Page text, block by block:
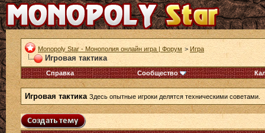
Monopoly Star - Монополия онлайн игра | Форум > Игра
Игровая тактика
Справка Сообщество
Игровая тактика Здесь опытные игроки делятся техническими советами.